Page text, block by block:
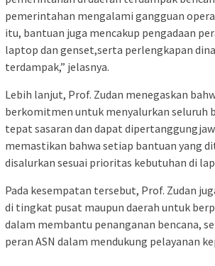
pemerintahan mengalami gangguan
itu, bantuan juga mencakup pengadaan
laptop dan genset,serta perlengkapan
terdampak,” jelasnya.
Lebih lanjut, Prof. Zudan menegaskan
berkomitmen untuk menyalurkan seluruh
tepat sasaran dan dapat
memastikan bahwa setiap bantuan yang
disalurkan sesuai prioritas kebutuhan di
Pada kesempatan tersebut, Prof. Zudan
di tingkat pusat maupun daerah untuk
dalam membantu penanganan bencana,
peran ASN dalam mendukung pelayanan